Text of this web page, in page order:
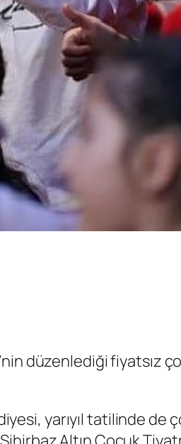
düzenlediği fiyatsız
yarıyıl tatilinde de